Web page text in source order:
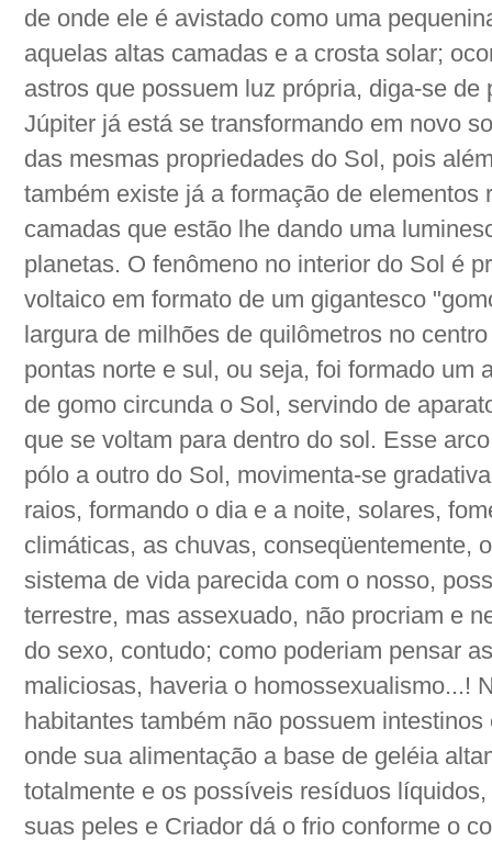
de onde ele é avistado como uma
aquelas altas camadas e a crosta solar;
astros que possuem luz própria, diga-se de
Júpiter já está se transformando em novo
das mesmas propriedades do Sol, pois
também existe já a formação de elementos
camadas que estão lhe dando uma
planetas. O fenômeno no interior do Sol é
voltaico em formato de um gigantesco
largura de milhões de quilômetros no
pontas norte e sul, ou seja, foi formado um
de gomo circunda o Sol, servindo de
que se voltam para dentro do sol. Esse
pólo a outro do Sol, movimenta-se
raios, formando o dia e a noite, solares,
climáticas, as chuvas, conseqüentemente,
sistema de vida parecida com o nosso,
terrestre, mas assexuado, não procriam e
do sexo, contudo; como poderiam pensar
maliciosas, haveria o homossexualismo...!
habitantes também não possuem
onde sua alimentação a base de geléia
totalmente e os possíveis resíduos
suas peles e Criador dá o frio conforme o